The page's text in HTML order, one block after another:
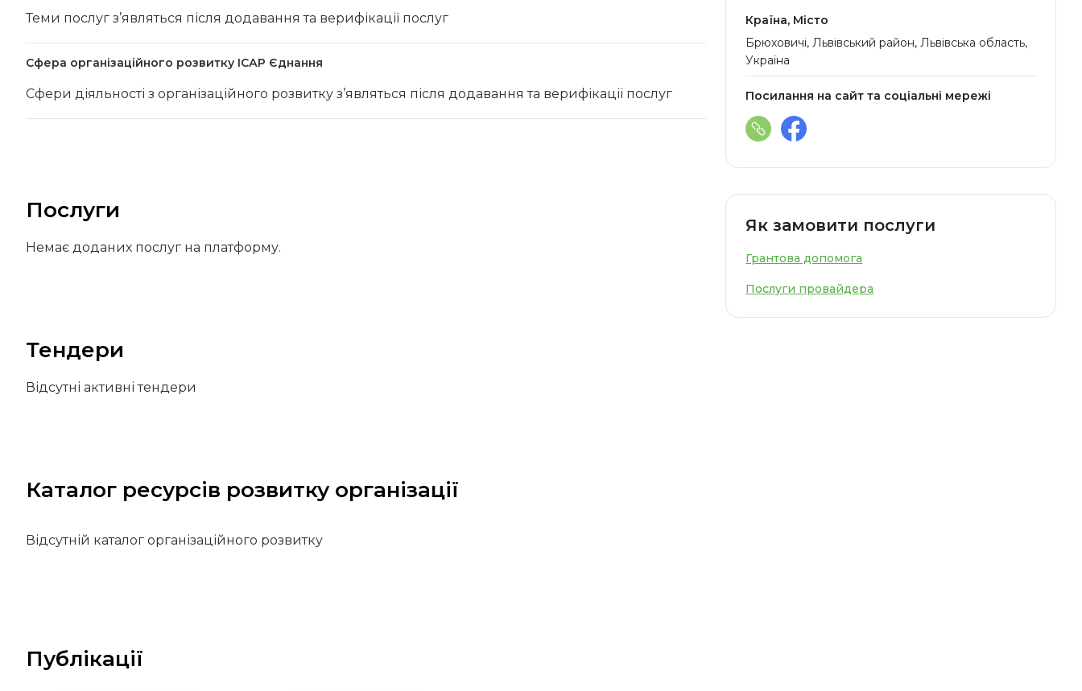
Теми послуг з’являться після додавання та верифікації послуг
Сфера організаційного розвитку ІСАР Єднання
Сфери діяльності з організаційного розвитку з’являться після додавання та верифікації послуг
Послуги
Немає доданих послуг на платформу.
Тендери
Відсутні активні тендери
Каталог ресурсів розвитку організації
Відсутній каталог організаційного розвитку
Публікації
Країна, Місто
Брюховичі, Львівський район, Львівська область,
Україна
Посилання на сайт та соціальні мережі
Як замовити послуги
Грантова допомога
Послуги провайдера